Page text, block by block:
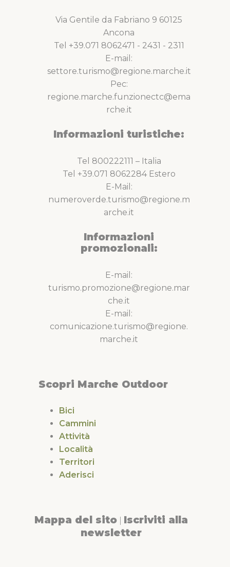
Via Gentile da Fabriano 9 60125
Ancona
Tel +39.071 8062471 - 2431 - 2311
E-mail:
settore.turismo@regione.marche.it
Pec:
regione.marche.funzionectc@ema
rche.it
Informazioni turistiche:
Tel 800222111 – Italia
Tel +39.071 8062284 Estero
E-Mail:
numeroverde.turismo@regione.m
arche.it
Informazioni
promozionali:
E-mail:
turismo.promozione@regione.mar
che.it
E-mail:
comunicazione.turismo@regione.
marche.it
Scopri Marche Outdoor
Bici
Cammini
Attività
Località
Territori
Aderisci
Mappa del sito Iscriviti alla
newsletter